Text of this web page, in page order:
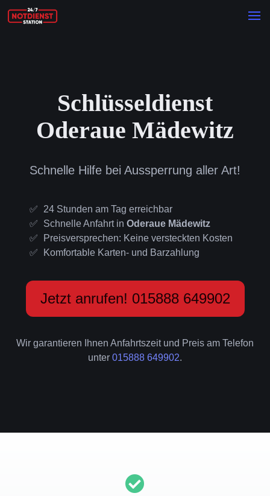
Schlüsseldienst
Oderaue Mädewitz
Schnelle Hilfe bei Aussperrung aller Art!
24 Stunden am Tag erreichbar
Schnelle Anfahrt in Oderaue Mädewitz
Preisversprechen: Keine versteckten Kosten
Komfortable Karten- und Barzahlung
Jetzt anrufen! 015888 649902
Wir garantieren Ihnen Anfahrtszeit und Preis am Telefon
unter 015888 649902.